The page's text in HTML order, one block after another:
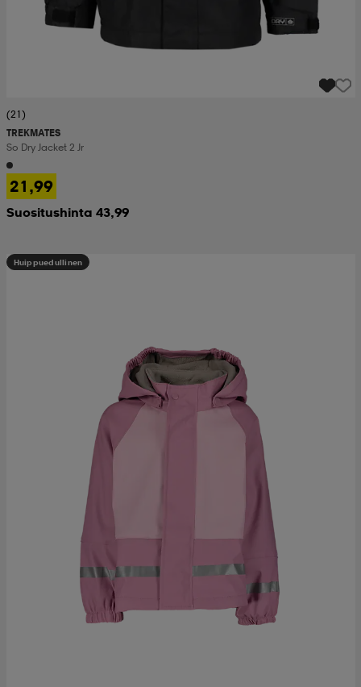
(21)
TREKMATES
So Dry Jacket 2 Jr
21,99
Suositushinta 43,99
Huippuedullinen